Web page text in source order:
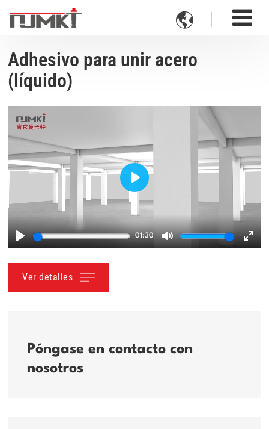

Adhesivo para unir acero
(líquido)
Play
01:30
Mute
Play
Ver detalles
Póngase en contacto con
nosotros